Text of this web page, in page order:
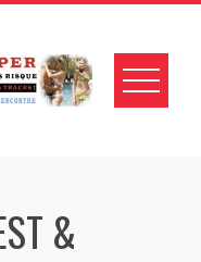
&